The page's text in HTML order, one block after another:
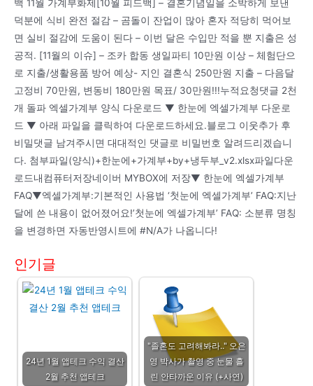
백 11월 가계부화제[10월 피드백] – 결혼기념일을 소박하게 보낸
덕분에 식비 완전 절감 – 곰돌이 잔업이 많아 혼자 적당히 먹어보
면 실비 절감에 도움이 된다 – 이번 달은 수입만 적을 뿐 지출은 성
공적. [11월의 이슈] – 조카 합동 생일파티 10만원 이상 – 체험단으
로 지출/생활용품 방어 예상- 지인 결혼식 250만원 지출 – 다음달
고정비 70만원, 변동비 180만원 목표/ 30만원!!!누적요청댓글 2천
개 돌파 엑셀가계부 양식 다운로드 ▼ 한눈에 엑셀가계부 다운로
드 ▼ 아래 파일을 클릭하여 다운로드하세요.블로그 이웃추가 후
비밀댓글 남겨주시면 대대적인 댓글로 비밀번호 알려드리겠습니
다. 첨부파일(양식)+한눈에+가계부+by+냉두부_v2.xlsx파일다운
로드내컴퓨터저장네이버 MYBOX에 저장▼ 한눈에 엑셀가계부
FAQ▼엑셀가계부:기본적인 사용법 ‘첫눈에 엑셀가계부’ FAQ:지난
달에 쓴 내용이 없어졌어요!’첫눈에 엑셀가계부’ FAQ: 소분류 명칭
을 변경하면 자동반영시트에 #N/A가 나옵니다!
인기글
24년 1월 앱테크 수익 결산
2월 추천 앱테크
"졸혼도 고려해봐라.." 오은
영 박사가 촬영 중 눈물 흘
린 안타까운 이유 (+사연)